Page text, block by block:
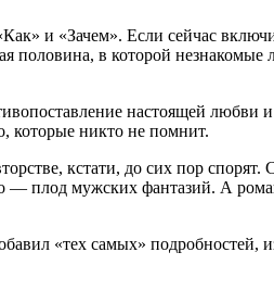
и «Зачем». Если сейчас
половина, в которой
настоящей
которые никто не помнит.
кстати, до сих пор
— плод мужских фантазий. А
«тех самых» подробностей,